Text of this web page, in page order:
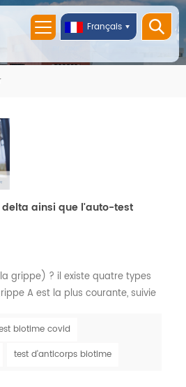
Français
delta ainsi que l'auto-test
grippe) ? il existe quatre types
A est la plus courante, suivie
la grippe, également connue
mois d'automne et d'hiver. le
biotime covid
test d'anticorps biotime